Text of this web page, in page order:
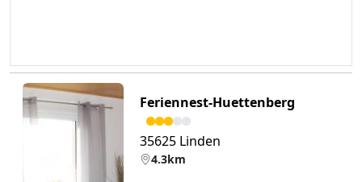
Feriennest-Huettenberg
35625 Linden
4.3km